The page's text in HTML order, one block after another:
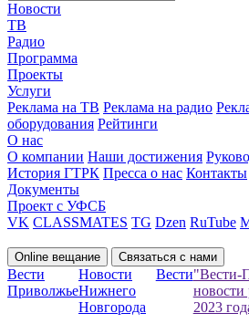
Новости
ТВ
Радио
Программа
Проекты
Услуги
Реклама на ТВ Реклама на радио
оборудования Рейтинги
О нас
О компании Наши достижения
История ГТРК Пресса о нас Контакты
Документы
Проект с УФСБ
VK CLASSMATES TG Dzen RuTube
Online вещание Связаться с нами
Вести
Приволжье
Новости
Нижнего
Новгорода
Вести"Вести-
2023